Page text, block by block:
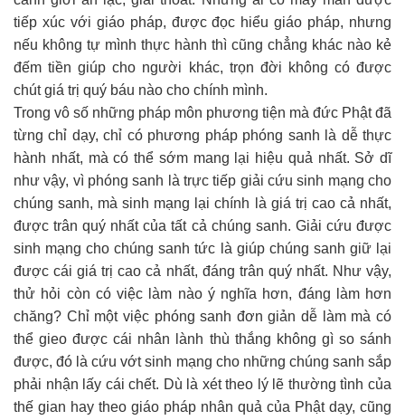
tiếp xúc với giáo pháp, được đọc hiểu giáo pháp, nhưng
nếu không tự mình thực hành thì cũng chẳng khác nào kẻ
đếm tiền giúp cho người khác, trọn đời không có được
chút giá trị quý báu nào cho chính mình.
Trong vô số những pháp môn phương tiện mà đức Phật đã
từng chỉ dạy, chỉ có phương pháp phóng sanh là dễ thực
hành nhất, mà có thể sớm mang lại hiệu quả nhất. Sở dĩ
như vậy, vì phóng sanh là trực tiếp giải cứu sinh mạng cho
chúng sanh, mà sinh mạng lại chính là giá trị cao cả nhất,
được trân quý nhất của tất cả chúng sanh. Giải cứu được
sinh mạng cho chúng sanh tức là giúp chúng sanh giữ lại
được cái giá trị cao cả nhất, đáng trân quý nhất. Như vậy,
thử hỏi còn có việc làm nào ý nghĩa hơn, đáng làm hơn
chăng? Chỉ một việc phóng sanh đơn giản dễ làm mà có
thể gieo được cái nhân lành thù thắng không gì so sánh
được, đó là cứu vớt sinh mạng cho những chúng sanh sắp
phải nhận lấy cái chết. Dù là xét theo lý lẽ thường tình của
thế gian hay theo giáo pháp nhân quả của Phật dạy, cũng